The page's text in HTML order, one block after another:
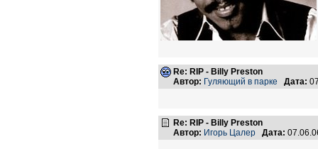
Re: RIP - Billy Preston
Автор: Гуляющий в парке Дата:
Re: RIP - Billy Preston
Автор: Игорь Цалер Дата: